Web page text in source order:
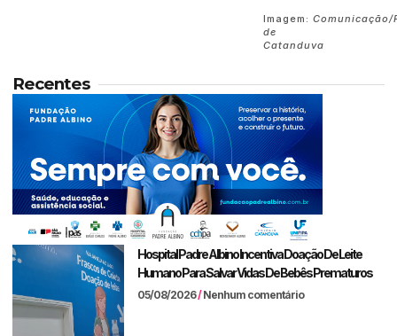
Imagem:Comunicação/
de
Catanduva
Recentes
Hospital Padre Albino Incentiva Doação De Leite
Humano Para Salvar Vidas De Bebês Prematuros
05/08/2026 Nenhum comentário